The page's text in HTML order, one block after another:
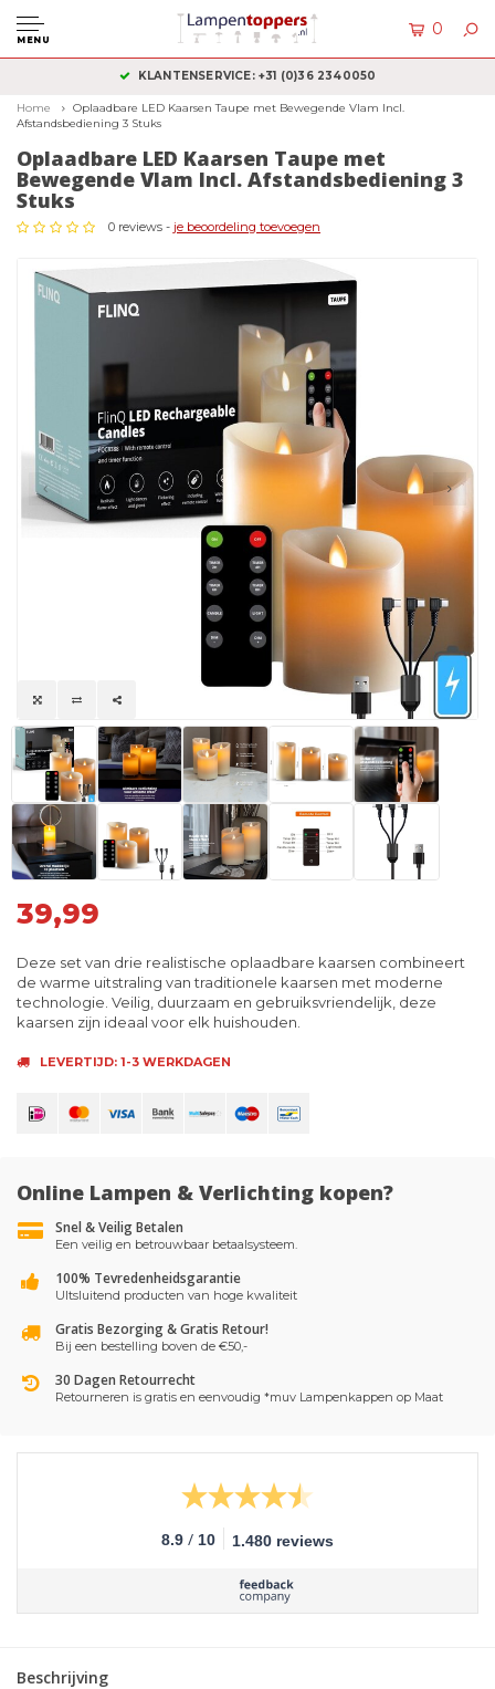
MENU
0
KLANTENSERVICE: +31 (0)36 2340050
Home
Oplaadbare LED Kaarsen Taupe met Bewegende Vlam Incl.
Afstandsbediening 3 Stuks
Oplaadbare LED Kaarsen Taupe met
Bewegende Vlam Incl. Afstandsbediening 3
Stuks
0 reviews - je beoordeling toevoegen
39,99
Deze set van drie realistische oplaadbare kaarsen combineert
de warme uitstraling van traditionele kaarsen met moderne
technologie. Veilig, duurzaam en gebruiksvriendelijk, deze
kaarsen zijn ideaal voor elk huishouden.
LEVERTIJD: 1-3 WERKDAGEN
Online Lampen & Verlichting kopen?
Snel & Veilig Betalen
Een veilig en betrouwbaar betaalsysteem.
100% Tevredenheidsgarantie
UItsluitend producten van hoge kwaliteit
Gratis Bezorging & Gratis Retour!
Bij een bestelling boven de €50,-
30 Dagen Retourrecht
Retourneren is gratis en eenvoudig *muv Lampenkappen op Maat
8.9 / 10 1.480 reviews
Beschrijving